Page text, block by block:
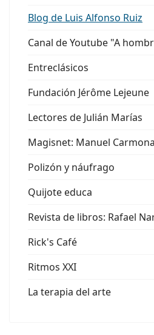
Blog de Luis Alfonso Ruiz
Canal de Youtube "A
Entreclásicos
Fundación Jérôme Lejeune
Lectores de Julián Marías
Magisnet: Manuel Carmona
Polizón y náufrago
Quijote educa
Revista de libros: Rafael
Rick's Café
Ritmos XXI
La terapia del arte